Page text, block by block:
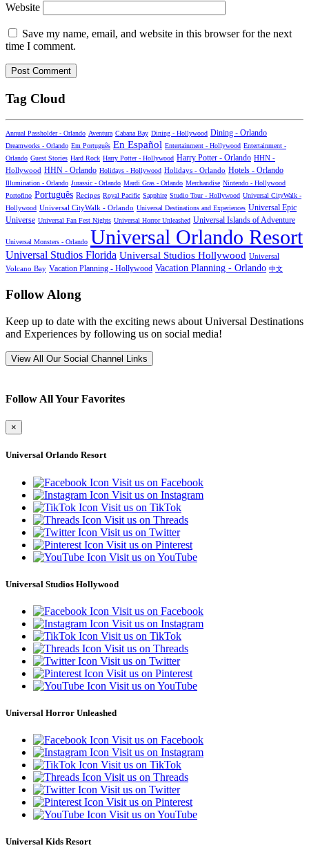
Website
Save my name, email, and website in this browser for the next
time I comment.
Tag Cloud
Annual Passholder - Orlando Aventura Cabana Bay Dining - Hollywood Dining - Orlando
Dreamworks - Orlando Em Português En Español Entertainment - Hollywood Entertainment -
Orlando Guest Stories Hard Rock Harry Potter - Hollywood Harry Potter - Orlando HHN -
Hollywood HHN - Orlando Holidays - Hollywood Holidays - Orlando Hotels - Orlando
Illumination - Orlando Jurassic - Orlando Mardi Gras - Orlando Merchandise Nintendo - Hollywood
Portofino Português Recipes Royal Pacific Sapphire Studio Tour - Hollywood Universal CityWalk -
Hollywood Universal CityWalk - Orlando Universal Destinations and Experiences Universal Epic
Universe Universal Fan Fest Nights Universal Horror Unleashed Universal Islands of Adventure
Universal Monsters - Orlando Universal Orlando Resort
Universal Studios Florida Universal Studios Hollywood Universal
Volcano Bay Vacation Planning - Hollywood Vacation Planning - Orlando 中文
Follow Along
Keep up to date with the exciting news about Universal Destinations
and Experiences by following us on social media!
View All Our Social Channel Links
Follow All Your Favorites
×
Universal Orlando Resort
Visit us on Facebook
Visit us on Instagram
Visit us on TikTok
Visit us on Threads
Visit us on Twitter
Visit us on Pinterest
Visit us on YouTube
Universal Studios Hollywood
Visit us on Facebook
Visit us on Instagram
Visit us on TikTok
Visit us on Threads
Visit us on Twitter
Visit us on Pinterest
Visit us on YouTube
Universal Horror Unleashed
Visit us on Facebook
Visit us on Instagram
Visit us on TikTok
Visit us on Threads
Visit us on Twitter
Visit us on Pinterest
Visit us on YouTube
Universal Kids Resort